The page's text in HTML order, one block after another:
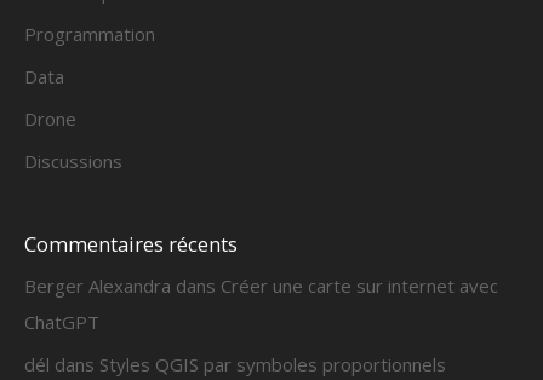
Programmation
Data
Drone
Discussions
Commentaires récents
Berger Alexandra dans Créer une carte sur internet avec
ChatGPT
dél dans Styles QGIS par symboles proportionnels